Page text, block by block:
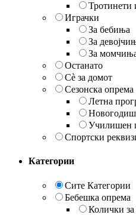
Тротинети
Играчки
За бебиња
За
За
Останато
Сè за домот
Сезонска опрема
Летна
Училишен
Спортски
Категории
Сите Категории
Бебешка опрема
Колички